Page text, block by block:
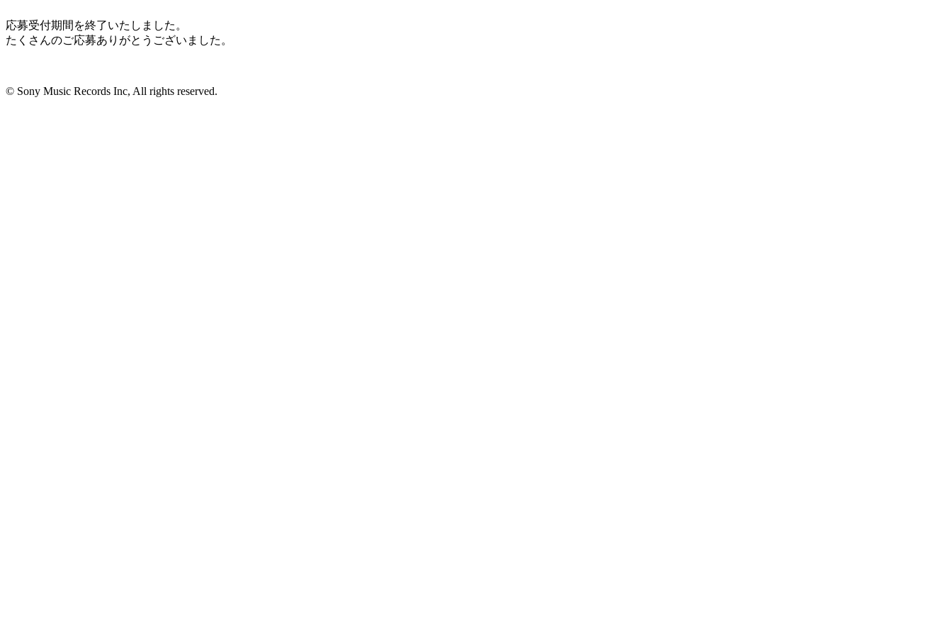
応募受付期間を終了いたしました。
たくさんのご応募ありがとうございました。
© Sony Music Records Inc, All rights reserved.